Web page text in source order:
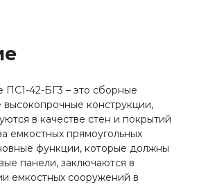
ПС1-42-БГ3 – это сборные
конструкции,
в качестве стен и покрытий
емкостных прямоугольных
функции, которые должны
панели, заключаются в
емкостных сооружений в